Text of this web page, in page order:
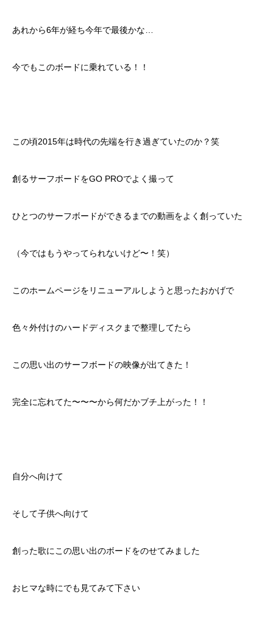
あれから6年が経ち今年で最後かな…
今でもこのボードに乗れている！！
この頃2015年は時代の先端を行き過ぎていたのか？笑
創るサーフボードをGO PROでよく撮って
ひとつのサーフボードができるまでの動画をよく創っていた
（今ではもうやってられないけど〜！笑）
このホームページをリニューアルしようと思ったおかげで
色々外付けのハードディスクまで整理してたら
この思い出のサーフボードの映像が出てきた！
完全に忘れてた〜〜〜から何だかブチ上がった！！
自分へ向けて
そして子供へ向けて
創った歌にこの思い出のボードをのせてみました
おヒマな時にでも見てみて下さい